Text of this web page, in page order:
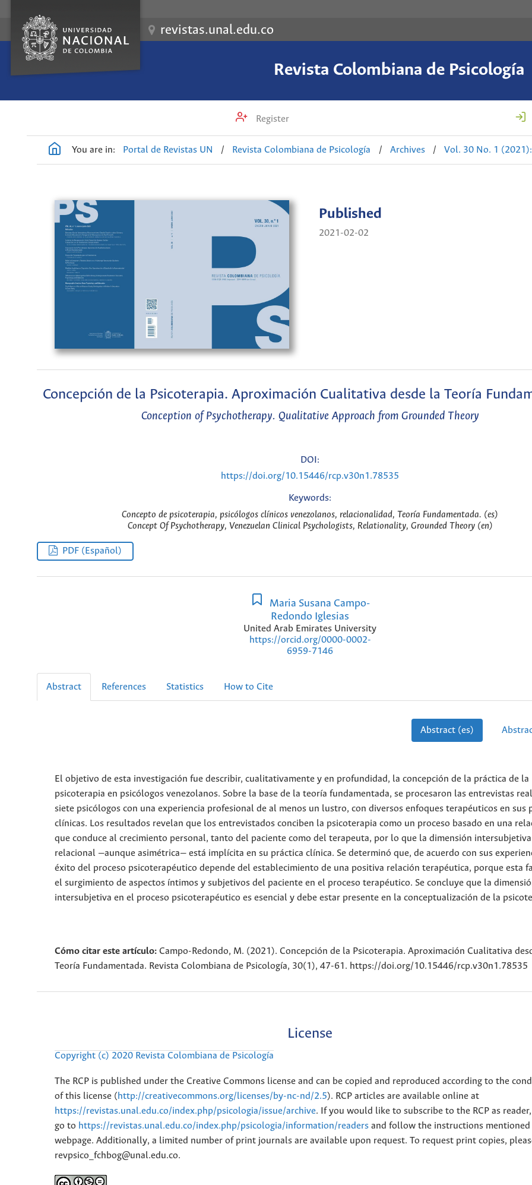
revistas.unal.edu.co
Revista Colombiana de Psicología
Register
You are in: Portal de Revistas UN / Revista Colombiana de Psicología / Archives / Vol. 30 No. 1
Published
2021-02-02
Concepción de la Psicoterapia. Aproximación Cualitativa desde la Teoría
Conception of Psychotherapy. Qualitative Approach from Grounded Theory
DOI:
https://doi.org/10.15446/rcp.v30n1.78535
Keywords:
Concepto de psicoterapia, psicólogos clínicos venezolanos, relacionalidad, Teoría Fundamentada. (es)
Concept Of Psychotherapy, Venezuelan Clinical Psychologists, Relationality, Grounded Theory (en)
PDF (Español)
Maria Susana Campo-
Redondo Iglesias
United Arab Emirates University
https://orcid.org/0000-0002-
6959-7146
Abstract References Statistics How to Cite
Abstract (es)
El objetivo de esta investigación fue describir, cualitativamente y en profundidad, la concepción de la práctica de la
psicoterapia en psicólogos venezolanos. Sobre la base de la teoría fundamentada, se procesaron las entrevistas
siete psicólogos con una experiencia profesional de al menos un lustro, con diversos enfoques terapéuticos en sus
clínicas. Los resultados revelan que los entrevistados conciben la psicoterapia como un proceso basado en una
que conduce al crecimiento personal, tanto del paciente como del terapeuta, por lo que la dimensión
relacional —aunque asimétrica— está implícita en su práctica clínica. Se determinó que, de acuerdo con sus
éxito del proceso psicoterapéutico depende del establecimiento de una positiva relación terapéutica, porque esta
el surgimiento de aspectos íntimos y subjetivos del paciente en el proceso terapéutico. Se concluye que la
intersubjetiva en el proceso psicoterapéutico es esencial y debe estar presente en la conceptualización de la
Cómo citar este artículo: Campo-Redondo, M. (2021). Concepción de la Psicoterapia. Aproximación Cualitativa
Teoría Fundamentada. Revista Colombiana de Psicología, 30(1), 47-61. https://doi.org/10.15446/rcp.v30n1.78535
License
Copyright (c) 2020 Revista Colombiana de Psicología
The RCP is published under the Creative Commons license and can be copied and reproduced according to the
of this license (http://creativecommons.org/licenses/by-nc-nd/2.5). RCP articles are available online at
https://revistas.unal.edu.co/index.php/psicologia/issue/archive. If you would like to subscribe to the RCP as
go to https://revistas.unal.edu.co/index.php/psicologia/information/readers and follow the instructions
webpage. Additionally, a limited number of print journals are available upon request. To request print copies,
revpsico_fchbog@unal.edu.co.